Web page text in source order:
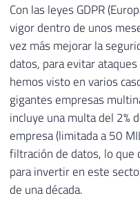
Con las leyes GDPR
vigor dentro de unos
vez más mejorar la
datos, para evitar
hemos visto en varios
gigantes empresas
incluye una multa del 2%
empresa (limitada a 50
filtración de datos, lo
para invertir en este
de una década.